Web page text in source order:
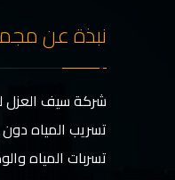
نبذة عن
شركة سيف العزل
تسريب المياه
تسربات المياه